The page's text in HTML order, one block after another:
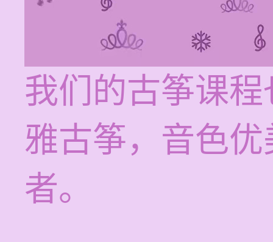
我们的古筝课
雅古筝，音色
者。